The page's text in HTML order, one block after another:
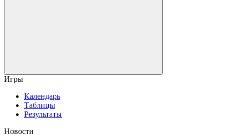
Игры
Календарь
Таблицы
Результаты
Новости